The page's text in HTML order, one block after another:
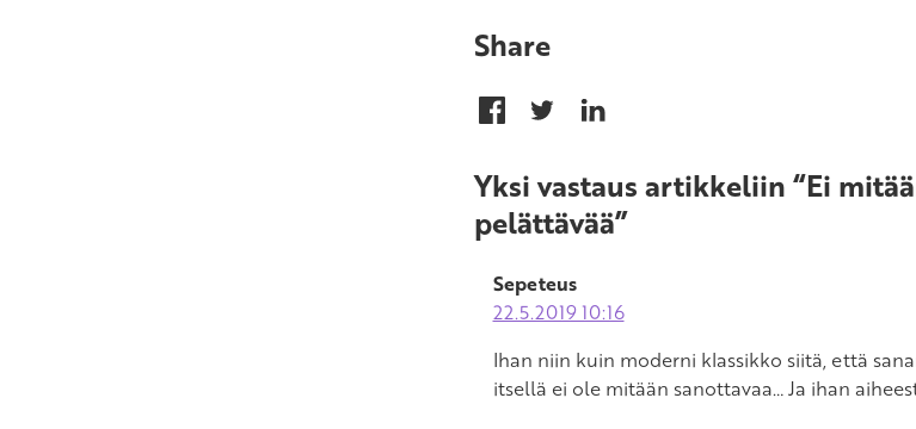
Share
Yksi vastaus artikkeliin “Ei
pelättävää”
Sepeteus
22.5.2019 10:16
Ihan niin kuin moderni klassikko siitä, että
itsellä ei ole mitään sanottavaa… Ja ihan